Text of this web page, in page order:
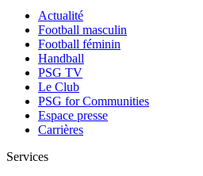
Actualité
Football masculin
Football féminin
Handball
PSG TV
Le Club
PSG for Communities
Espace presse
Carrières
Services